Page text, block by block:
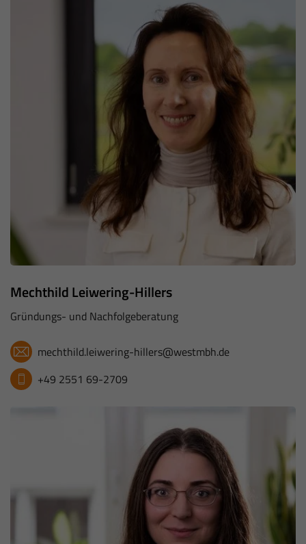
Mechthild Leiwering-Hillers
Gründungs- und Nachfolgeberatung
mechthild.leiwering-hillers@westmbh.de
+49 2551 69-2709